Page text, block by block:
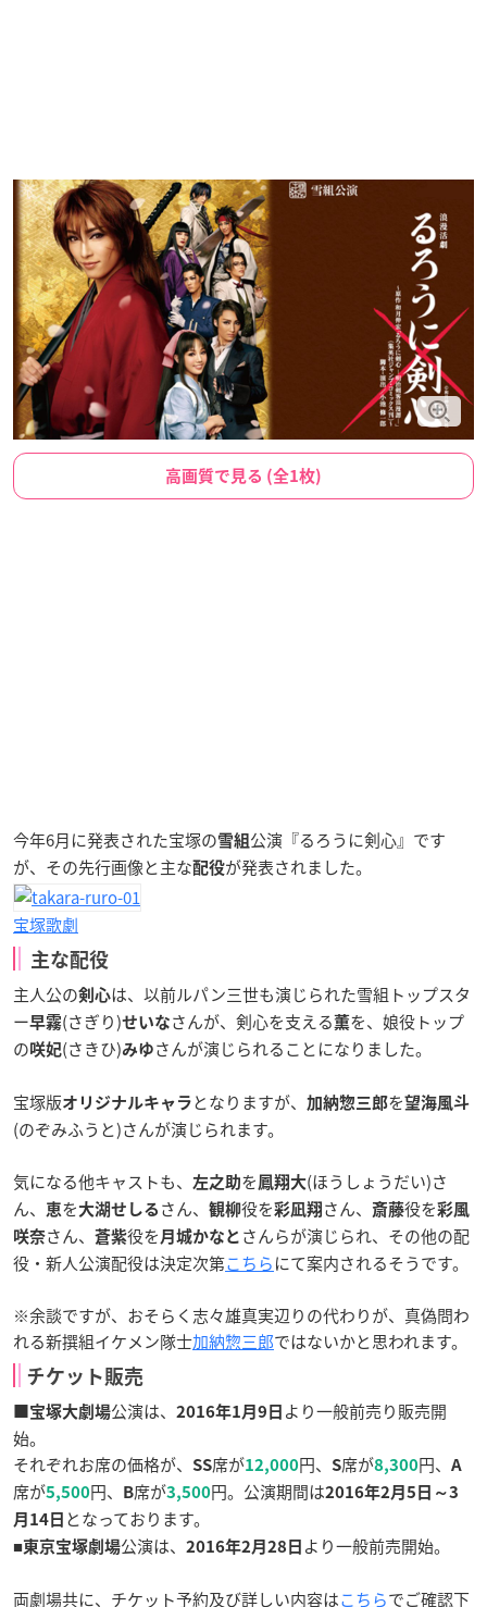
高画質で見る (全1枚)
今年6月に発表された宝塚の雪組 公演『るろうに剣心』です
が、その先行画像と主な配役が発表されました。
宝塚歌劇
主な配役
主人公の剣心は、以前ルパン三世も演じられた雪組トップスタ
ー早霧(さぎり)せいな さんが、剣心を支える薫を、娘役トップ
の咲妃(さきひ)みゆ さんが演じられることになりました。
宝塚版オリジナルキャラ となりますが、 加納惣三郎を望海風斗
(のぞみふうと)さんが演じられます。
気になる他キャストも、 左之助を 鳳翔大(ほうしょうだい)さ
ん、
恵を大湖せしる さん、 観柳役を彩凪翔 さん、 斎藤役を彩風
咲奈さん、 蒼紫役を 月城かなと さんらが演じられ、その他の配
役・新人公演配役は決定次第こちらにて案内されるそうです。
※余談ですが、おそらく志々雄真実辺りの代わりが、真偽問わ
れる新撰組イケメン隊士加納惣三郎ではないかと思われます。
チケット販売
■宝塚大劇場公演は、 2016年1月9日 より一般前売り販売開
始。
それぞれお席の価格が、
SS席が12,000円、 S席が8,300円、 A
席が5,500円、 B席が3,500円。公演期間は2016年2月5日～3
月14日 となっております。
■東京宝塚劇場公演は、 2016年2月28日 より一般前売開始。
両劇場共に、チケット予約及び詳しい内容はこちらでご確認下